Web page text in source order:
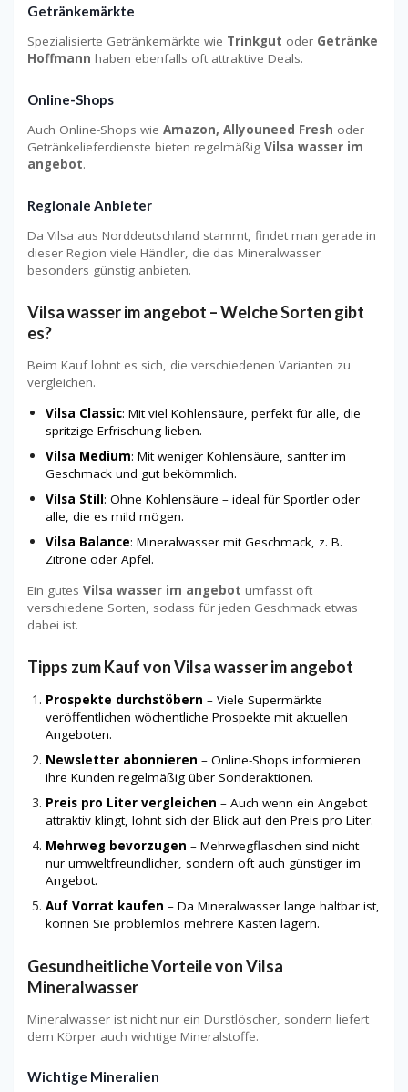
Getränkemärkte
Spezialisierte Getränkemärkte wie Trinkgut oder Getränke
Hoffmann haben ebenfalls oft attraktive Deals.
Online-Shops
Auch Online-Shops wie Amazon, Allyouneed Fresh oder
Getränkelieferdienste bieten regelmäßig Vilsa wasser im
angebot.
Regionale Anbieter
Da Vilsa aus Norddeutschland stammt, findet man gerade in
dieser Region viele Händler, die das Mineralwasser
besonders günstig anbieten.
Vilsa wasser im angebot – Welche Sorten gibt
es?
Beim Kauf lohnt es sich, die verschiedenen Varianten zu
vergleichen.
Vilsa Classic: Mit viel Kohlensäure, perfekt für alle, die
spritzige Erfrischung lieben.
Vilsa Medium: Mit weniger Kohlensäure, sanfter im
Geschmack und gut bekömmlich.
Vilsa Still: Ohne Kohlensäure – ideal für Sportler oder
alle, die es mild mögen.
Vilsa Balance: Mineralwasser mit Geschmack, z. B.
Zitrone oder Apfel.
Ein gutes Vilsa wasser im angebot umfasst oft
verschiedene Sorten, sodass für jeden Geschmack etwas
dabei ist.
Tipps zum Kauf von Vilsa wasser im angebot
Prospekte durchstöbern – Viele Supermärkte
veröffentlichen wöchentliche Prospekte mit aktuellen
Angeboten.
Newsletter abonnieren – Online-Shops informieren
ihre Kunden regelmäßig über Sonderaktionen.
Preis pro Liter vergleichen – Auch wenn ein Angebot
attraktiv klingt, lohnt sich der Blick auf den Preis pro Liter.
Mehrweg bevorzugen – Mehrwegflaschen sind nicht
nur umweltfreundlicher, sondern oft auch günstiger im
Angebot.
Auf Vorrat kaufen – Da Mineralwasser lange haltbar ist,
können Sie problemlos mehrere Kästen lagern.
Gesundheitliche Vorteile von Vilsa
Mineralwasser
Mineralwasser ist nicht nur ein Durstlöscher, sondern liefert
dem Körper auch wichtige Mineralstoffe.
Wichtige Mineralien